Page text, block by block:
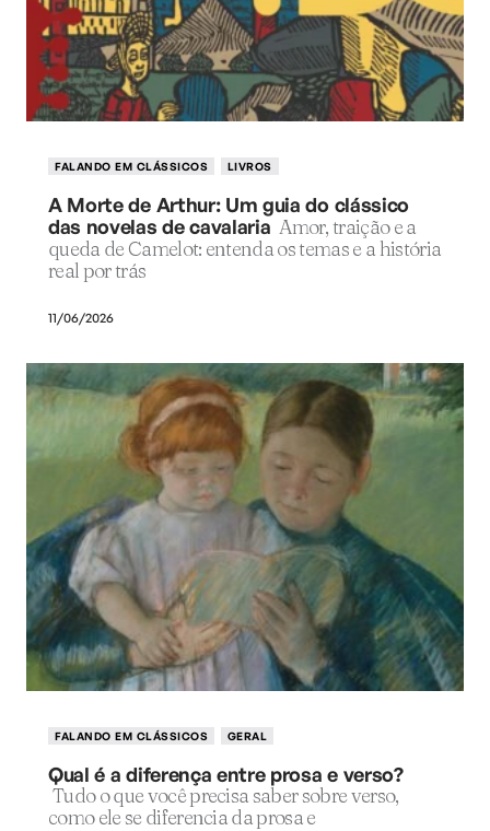
FALANDO EM CLÁSSICOS LIVROS
A Morte de Arthur: Um guia do clássico
das novelas de cavalaria Amor, traição e a
queda de Camelot: entenda os temas e a história
real por trás
11/06/2026
FALANDO EM CLÁSSICOS GERAL
Qual é a diferença entre prosa e verso?
Tudo o que você precisa saber sobre verso,
como ele se diferencia da prosa e